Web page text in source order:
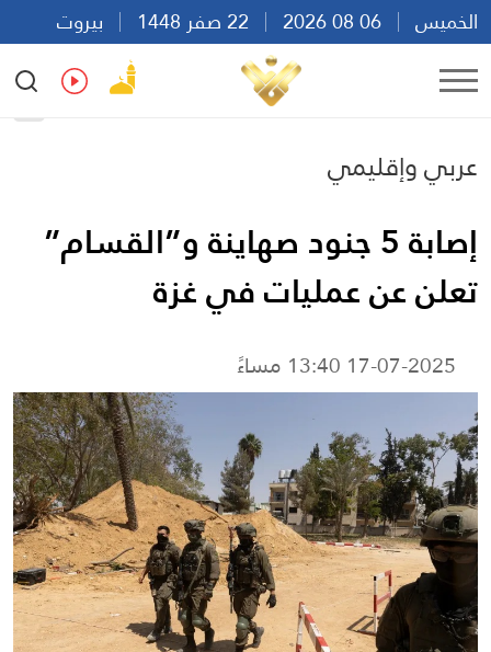
الخميس
بيروت
20:33
Ar
عربي وإقليمي
إصابة 5 جنود صهاينة و”القسام”
تعلن عن عمليات في غزة
17-07-2025 13:40 مساءً